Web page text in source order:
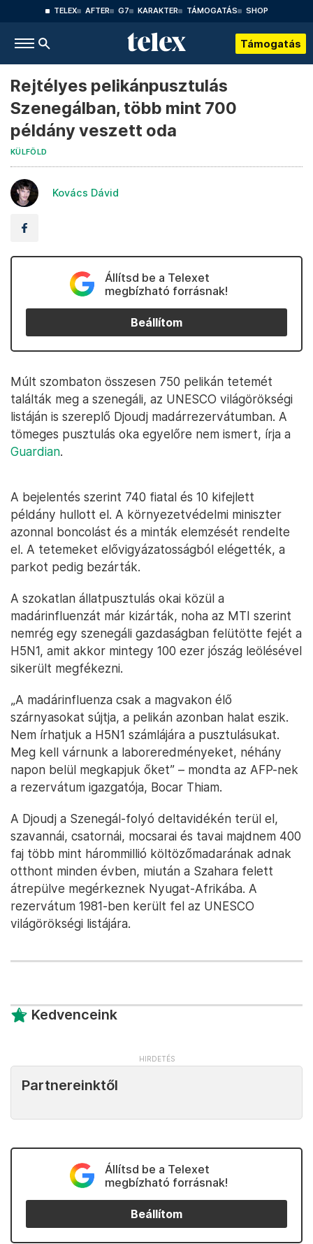
TELEX AFTER G7 KARAKTER TÁMOGATÁS SHOP
Támogatás
Rejtélyes pelikánpusztulás
Szenegálban, több mint 700
példány veszett oda
KÜLFÖLD
Kovács Dávid
Állítsd be a Telexet
megbízható forrásnak!
Beállítom
Múlt szombaton összesen 750 pelikán tetemét
találták meg a szenegáli, az UNESCO világörökségi
listáján is szereplő Djoudj madárrezervátumban. A
tömeges pusztulás oka egyelőre nem ismert, írja a
Guardian.
A bejelentés szerint 740 fiatal és 10 kifejlett
példány hullott el. A környezetvédelmi miniszter
azonnal boncolást és a minták elemzését rendelte
el. A tetemeket elővigyázatosságból elégették, a
parkot pedig bezárták.
A szokatlan állatpusztulás okai közül a
madárinfluenzát már kizárták, noha az MTI szerint
nemrég egy szenegáli gazdaságban felütötte fejét a
H5N1, amit akkor mintegy 100 ezer jószág leölésével
sikerült megfékezni.
„A madárinfluenza csak a magvakon élő
szárnyasokat sújtja, a pelikán azonban halat eszik.
Nem írhatjuk a H5N1 számlájára a pusztulásukat.
Meg kell várnunk a laboreredményeket, néhány
napon belül megkapjuk őket” – mondta az AFP-nek
a rezervátum igazgatója, Bocar Thiam.
A Djoudj a Szenegál-folyó deltavidékén terül el,
szavannái, csatornái, mocsarai és tavai majdnem 400
faj több mint hárommillió költözőmadarának adnak
otthont minden évben, miután a Szahara felett
átrepülve megérkeznek Nyugat-Afrikába. A
rezervátum 1981-ben került fel az UNESCO
világörökségi listájára.
Kedvenceink
Partnereinktől
Állítsd be a Telexet
megbízható forrásnak!
Beállítom